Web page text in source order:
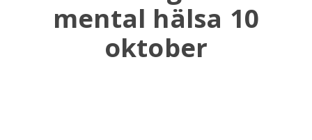
mental hälsa 10
oktober